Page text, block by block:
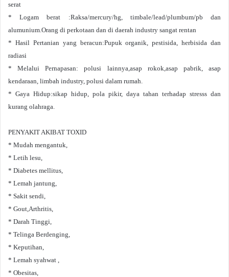
serat
* Logam berat :Raksa/mercury/hg, timbale/lead/plumbum/pb dan
alumunium.Orang di perkotaan dan di daerah industry sangat rentan
* Hasil Pertanian yang beracun:Pupuk organik, pestisida, herbisida dan
radiasi
* Melalui Pernapasan: polusi lainnya,asap rokok,asap pabrik, asap
kendaraan, limbah industry, polusi dalam rumah.
* Gaya Hidup:sikap hidup, pola pikir, daya tahan terhadap stresss dan
kurang olahraga.
PENYAKIT AKIBAT TOXID
* Mudah mengantuk,
* Letih lesu,
* Diabetes mellitus,
* Lemah jantung,
* Sakit sendi,
* Gout,Arthritis,
* Darah Tinggi,
* Telinga Berdenging,
* Keputihan,
* Lemah syahwat ,
* Obesitas,